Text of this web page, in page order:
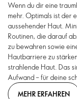
Wenn du dir eine
mehr. Optimals ist der
aussehender Haut.
Routinen, die darauf
zu bewahren sowie
Hautbarriere zu
strahlende Haut. Das
Aufwand – für deine
MEHR ERFAHREN